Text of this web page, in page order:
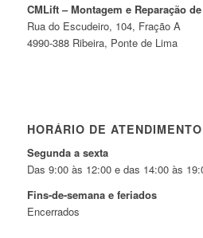
CMLift – Montagem e Reparação
Rua do Escudeiro, 104, Fração A
4990-388 Ribeira, Ponte de Lima
HORÁRIO DE ATENDIMENTO
Segunda a sexta
Das 9:00 às 12:00 e das 14:00 às
Fins-de-semana e feriados
Encerrados